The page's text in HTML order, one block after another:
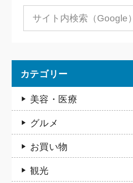
カテゴリー
美容・医療
グルメ
お買い物
観光